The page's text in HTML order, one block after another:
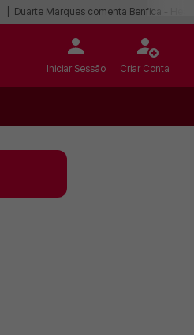
Duarte Marques comenta Benfica -
Iniciar Sessão Criar Conta